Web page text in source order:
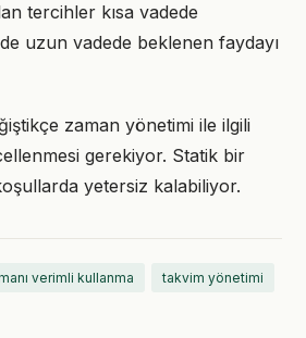
tercihler kısa vadede
uzun vadede beklenen faydayı
zaman yönetimi ile ilgili
gerekiyor. Statik bir
yetersiz kalabiliyor.
verimli kullanma takvim yönetimi